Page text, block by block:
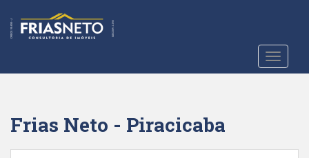
t
Frias Neto - Piracicaba